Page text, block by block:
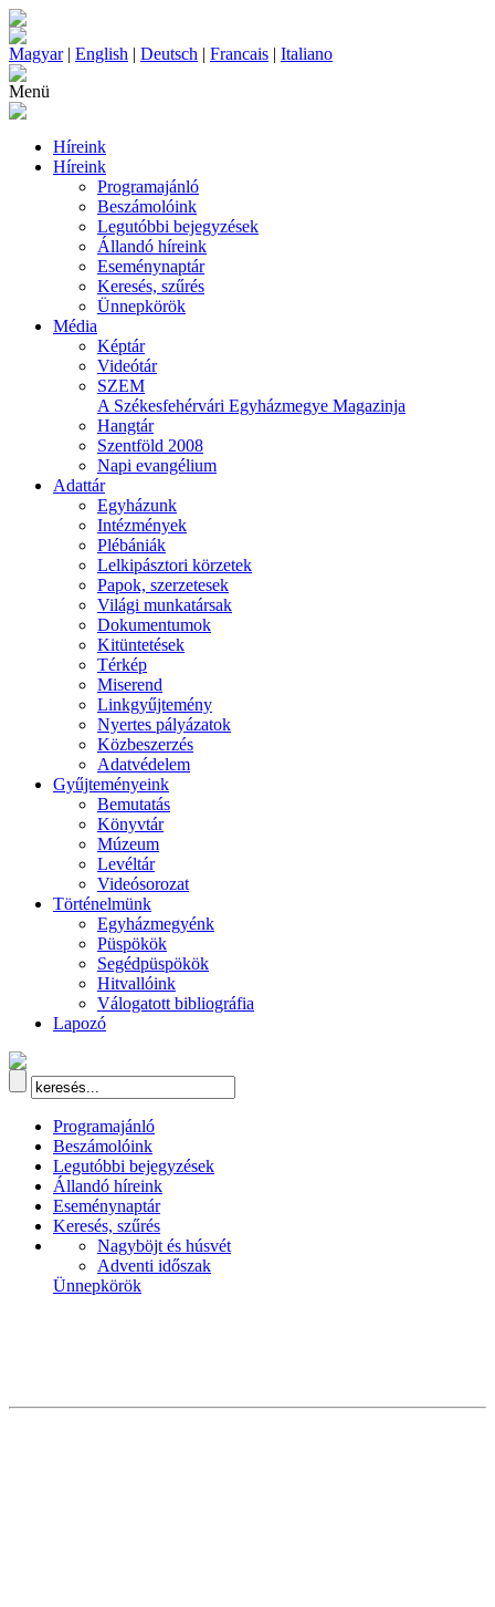
Magyar| English | Deutsch | Francais | Italiano
Menü
Híreink
Híreink
Programajánló
Beszámolóink
Legutóbbi bejegyzések
Állandó híreink
Eseménynaptár
Keresés, szűrés
Ünnepkörök
Média
Képtár
Videótár
SZEM
A Székesfehérvári Egyházmegye Magazinja
Hangtár
Szentföld 2008
Napi evangélium
Adattár
Egyházunk
Intézmények
Plébániák
Lelkipásztori körzetek
Papok, szerzetesek
Világi munkatársak
Dokumentumok
Kitüntetések
Térkép
Miserend
Linkgyűjtemény
Nyertes pályázatok
Közbeszerzés
Adatvédelem
Gyűjteményeink
Bemutatás
Könyvtár
Múzeum
Levéltár
Videósorozat
Történelmünk
Egyházmegyénk
Püspökök
Segédpüspökök
Hitvallóink
Válogatott bibliográfia
Lapozó
Programajánló
Beszámolóink
Legutóbbi bejegyzések
Állandó híreink
Eseménynaptár
Keresés, szűrés
Nagyböjt és húsvét
Adventi időszak
Ünnepkörök